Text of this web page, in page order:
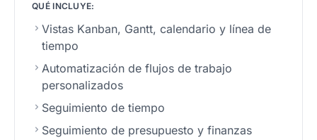
QUÉ INCLUYE:
Vistas Kanban, Gantt, calendario y línea de
tiempo
Automatización de flujos de trabajo
personalizados
Seguimiento de tiempo
Seguimiento de presupuesto y finanzas